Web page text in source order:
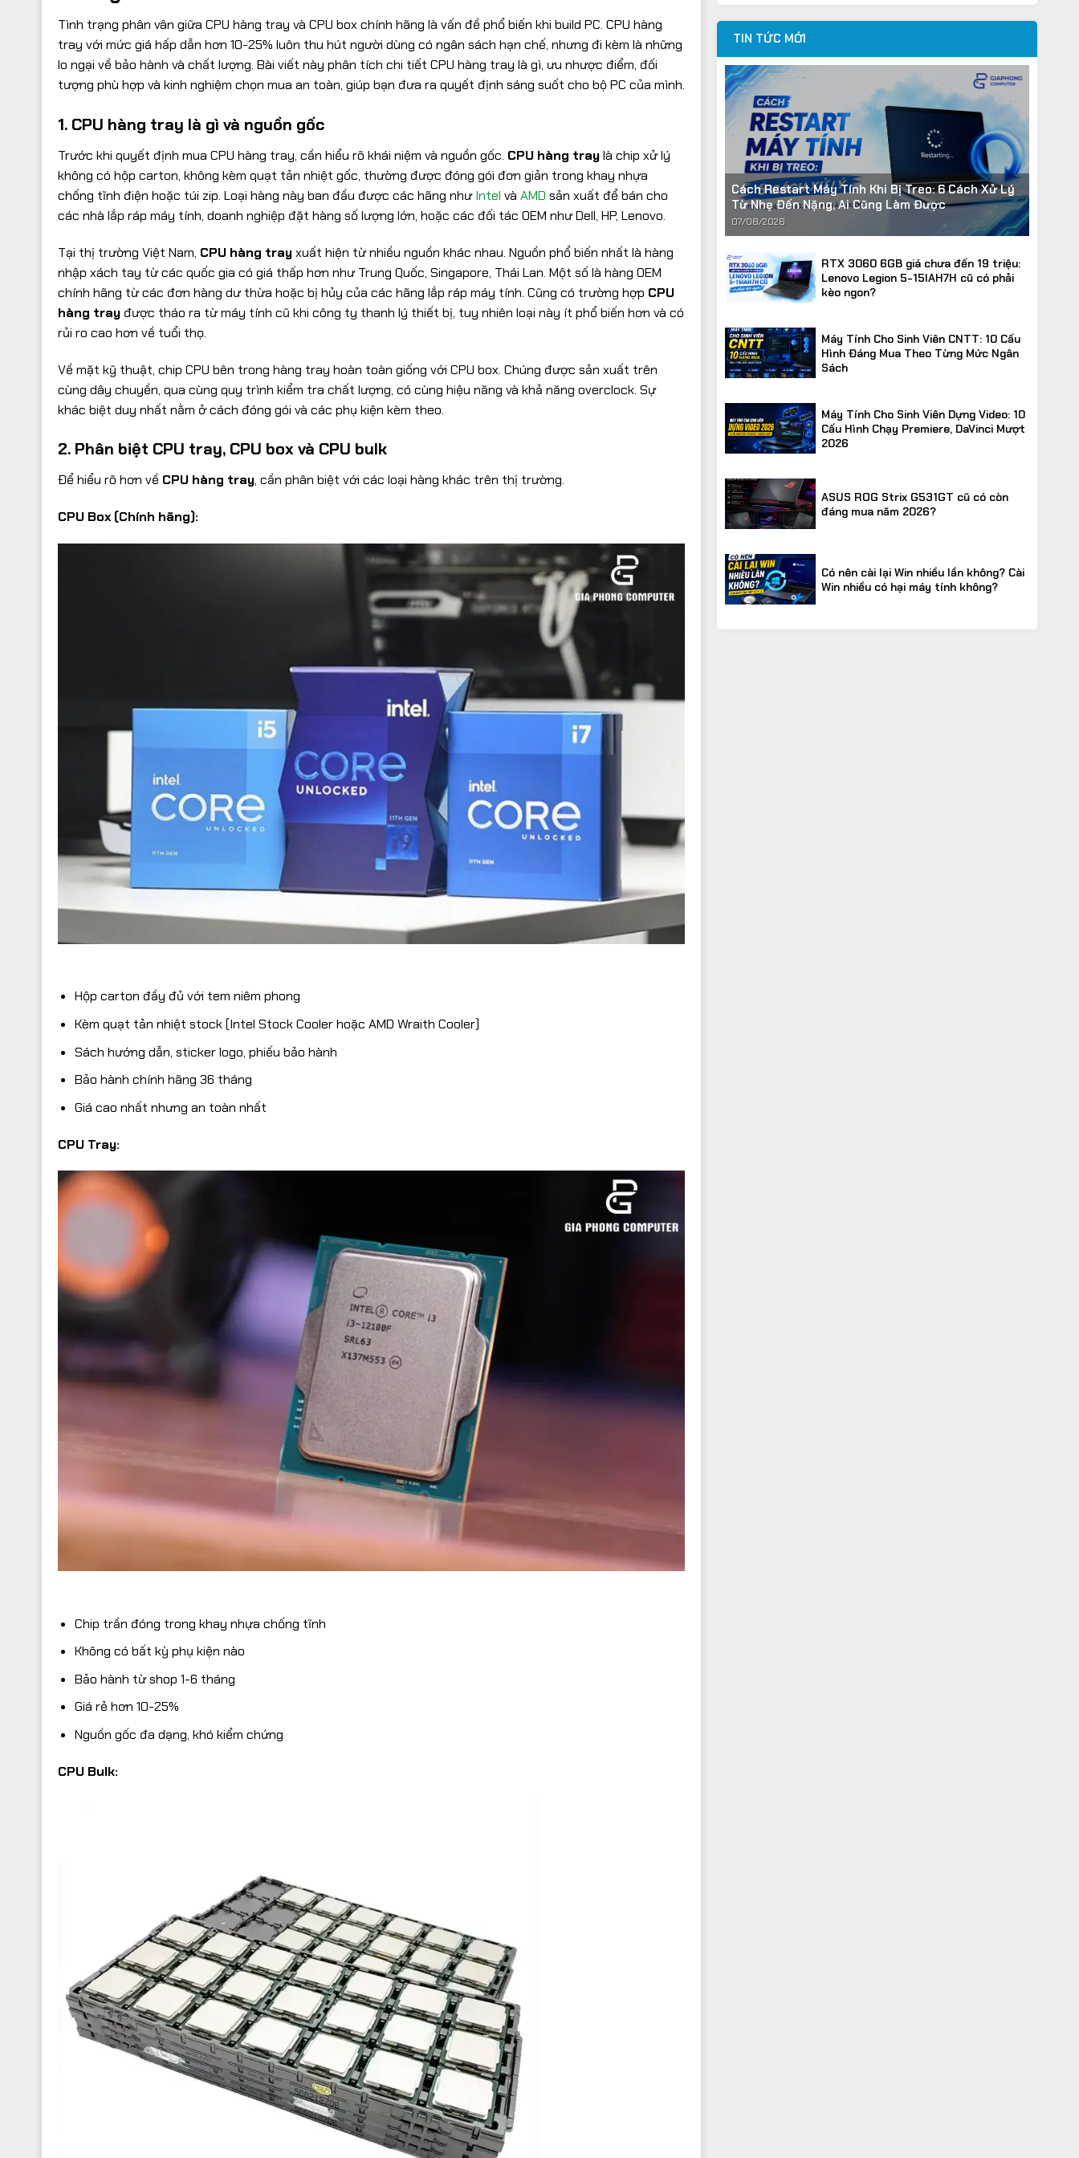
Tình trạng phân vân giữa CPU hàng tray và CPU box chính hãng là vấn đề phổ biến khi build PC. CPU hàng
tray với mức giá hấp dẫn hơn 10-25% luôn thu hút người dùng có ngân sách hạn chế, nhưng đi kèm là những
lo ngại về bảo hành và chất lượng. Bài viết này phân tích chi tiết CPU hàng tray là gì, ưu nhược điểm, đối
tượng phù hợp và kinh nghiệm chọn mua an toàn, giúp bạn đưa ra quyết định sáng suốt cho bộ PC của mình.
1. CPU hàng tray là gì và nguồn gốc
Trước khi quyết định mua CPU hàng tray, cần hiểu rõ khái niệm và nguồn gốc. CPU hàng traylà chip xử lý
không có hộp carton, không kèm quạt tản nhiệt gốc, thường được đóng gói đơn giản trong khay nhựa
chống tĩnh điện hoặc túi zip. Loại hàng này ban đầu được các hãng nhưIntel và AMD sản xuất để bán cho
các nhà lắp ráp máy tính, doanh nghiệp đặt hàng số lượng lớn, hoặc các đối tác OEM như Dell, HP, Lenovo.
Tại thị trường Việt Nam, CPU hàng trayxuất hiện từ nhiều nguồn khác nhau. Nguồn phổ biến nhất là hàng
nhập xách tay từ các quốc gia có giá thấp hơn như Trung Quốc, Singapore, Thái Lan. Một số là hàng OEM
chính hãng từ các đơn hàng dư thừa hoặc bị hủy của các hãng lắp ráp máy tính. Cũng có trường hợp CPU
hàng tray được tháo ra từ máy tính cũ khi công ty thanh lý thiết bị, tuy nhiên loại này ít phổ biến hơn và có
rủi ro cao hơn về tuổi thọ.
Về mặt kỹ thuật, chip CPU bên trong hàng tray hoàn toàn giống với CPU box. Chúng được sản xuất trên
cùng dây chuyền, qua cùng quy trình kiểm tra chất lượng, có cùng hiệu năng và khả năng overclock. Sự
khác biệt duy nhất nằm ở cách đóng gói và các phụ kiện kèm theo.
2. Phân biệt CPU tray, CPU box và CPU bulk
Để hiểu rõ hơn về CPU hàng tray, cần phân biệt với các loại hàng khác trên thị trường.
CPU Box (Chính hãng):
Hộp carton đầy đủ với tem niêm phong
Kèm quạt tản nhiệt stock (Intel Stock Cooler hoặc AMD Wraith Cooler)
Sách hướng dẫn, sticker logo, phiếu bảo hành
Bảo hành chính hãng 36 tháng
Giá cao nhất nhưng an toàn nhất
CPU Tray:
Chip trần đóng trong khay nhựa chống tĩnh
Không có bất kỳ phụ kiện nào
Bảo hành từ shop 1-6 tháng
Giá rẻ hơn 10-25%
Nguồn gốc đa dạng, khó kiểm chứng
CPU Bulk:
TIN TỨC MỚI
Cách Restart Máy Tính Khi Bị Treo: 6 Cách Xử Lý
Từ Nhẹ Đến Nặng, Ai Cũng Làm Được
07/08/2026
RTX 3060 6GB giá chưa đến 19 triệu:
Lenovo Legion 5-15IAH7H cũ có phải
kèo ngon?
Máy Tính Cho Sinh Viên CNTT: 10 Cấu
Hình Đáng Mua Theo Từng Mức Ngân
Sách
Máy Tính Cho Sinh Viên Dựng Video: 10
Cấu Hình Chạy Premiere, DaVinci Mượt
2026
ASUS ROG Strix G531GT cũ có còn
đáng mua năm 2026?
Có nên cài lại Win nhiều lần không? Cài
Win nhiều có hại máy tính không?